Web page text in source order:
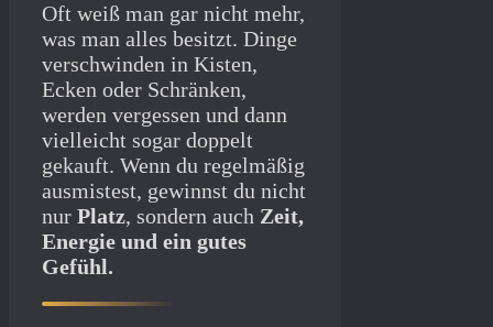
Oft weiß man gar nicht mehr,
was man alles besitzt. Dinge
verschwinden in Kisten,
Ecken oder Schränken,
werden vergessen und dann
vielleicht sogar doppelt
gekauft. Wenn du regelmäßig
ausmistest, gewinnst du nicht
nur Platz, sondern auch Zeit,
Energie und ein gutes
Gefühl.